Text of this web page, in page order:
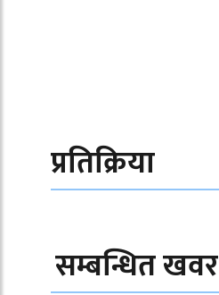
प्रतिक्रिया
सम्बन्धित खवर